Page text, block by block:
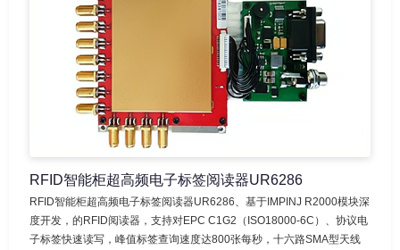
RFID智能柜超高频电子标签阅读器UR6286
RFID智能柜超高频电子标签阅读器UR6286、基于IMPINJ R2000模块深
度开发，的RFID阅读器，支持对EPC C1G2（ISO18000-6C）、协议电
子标签快速读写，峰值标签查询速度达800张每秒，十六路SMA型天线